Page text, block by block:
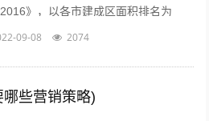
》，以各市建成区面积排名为
片源于视觉中国、zol，感谢视觉中
09-08 2074
些营销策略)